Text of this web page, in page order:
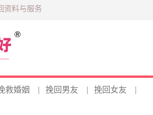
资料与服务
救婚姻 挽回男友 挽回女友